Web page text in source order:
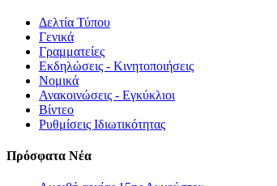
Δελτία Τύπου
Γενικά
Γραμματείες
Εκδηλώσεις - Κινητοποιήσεις
Νομικά
Ανακοινώσεις - Εγκύκλιοι
Βίντεο
Ρυθμίσεις Ιδιωτικότητας
Πρόσφατα Νέα